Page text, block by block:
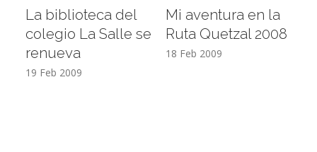
La biblioteca del
colegio La Salle se
renueva
19 Feb 2009
Mi aventura en la
Ruta Quetzal 2008
18 Feb 2009